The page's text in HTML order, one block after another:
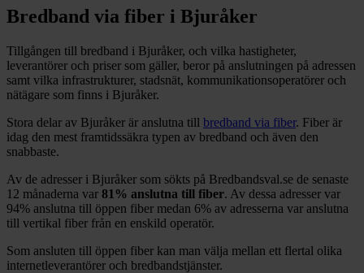
Bredband via fiber i Bjuråker
Tillgången till bredband i Bjuråker, och vilka hastigheter,
leverantörer och priser som gäller, beror på anslutningen på adressen
samt vilka infrastrukturer, stadsnät, kommunikationsoperatörer och
nätägare som finns i Bjuråker.
Stora delar av Bjuråker är anslutna till bredband via fiber. Fiber är
idag den mest framtidssäkra typen av bredband och även den
snabbaste.
Av de adresser i Bjuråker som sökts på Bredbandsval.se de senaste
12 månaderna var 81% anslutna till fiber. Av dessa adresser var
94% anslutna till öppen fiber medan 6% av adresserna var anslutna
till vertikal fiber från en enskild operatör.
Som ansluten till öppen fiber kan man välja mellan ett flertal olika
internetleverantörer och bredbandstjänster.